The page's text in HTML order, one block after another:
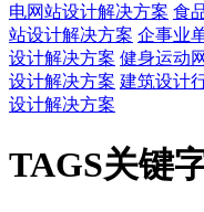
电网站设计解决方案 食
站设计解决方案 企事业
设计解决方案 健身运动
设计解决方案 建筑设计
设计解决方案
TAGS关键